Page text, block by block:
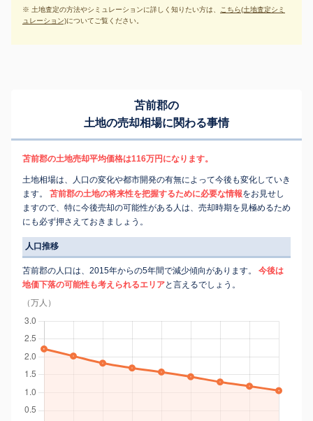
※ 土地査定の方法やシミュレーションに詳しく知りたい方は、 こちら(土地査定シミ
ュレーション)についてご覧ください。
苫前郡の
土地の売却相場に関わる事情
苫前郡の土地売却平均価格は116万円になります。
土地相場は、人口の変化や都市開発の有無によって今後も変化していき
ます。
苫前郡の土地の将来性を把握するために必要な情報をお見せし
ますので、特に今後売却の可能性がある人は、売却時期を見極めるため
にも必ず押さえておきましょう。
人口推移
苫前郡の人口は、2015年からの5年間で減少傾向があります。
今後は
地価下落の可能性も考えられるエリアと言えるでしょう。
（万人）